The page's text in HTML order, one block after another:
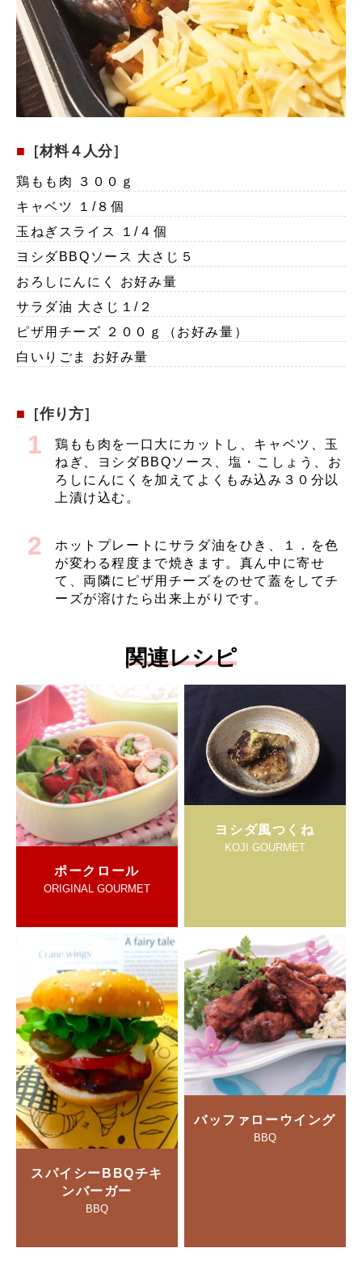
［材料４人分］
鶏もも肉 ３００ｇ
キャベツ １/８個
玉ねぎスライス １/４個
ヨシダBBQソース 大さじ５
おろしにんにく お好み量
サラダ油 大さじ１/２
ピザ用チーズ ２００ｇ（お好み量）
白いりごま お好み量
［作り方］
鶏もも肉を一口大にカットし、キャベツ、玉
ねぎ、ヨシダBBQソース、塩・こしょう、お
ろしにんにくを加えてよくもみ込み３０分以
上漬け込む。
ホットプレートにサラダ油をひき、１．を色
が変わる程度まで焼きます。真ん中に寄せ
て、両隣にピザ用チーズをのせて蓋をしてチ
ーズが溶けたら出来上がりです。
関連レシピ
ポークロール
ORIGINAL GOURMET
ヨシダ風つくね
KOJI GOURMET
スパイシーBBQチキ
ンバーガー
BBQ
バッファローウイング
BBQ